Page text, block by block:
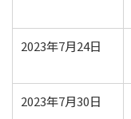
2023年7月24日
2023年7月30日